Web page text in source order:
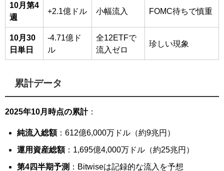
10月第4
週
+2.1億ドル 小幅流入 FOMC待ちで慎重
10月30
日単日
-4.71億ド
ル
全12ETFで
流入ゼロ
珍しい現象
累計データ
2025年10月時点の累計：
純流入総額：612億6,000万ドル（約9兆円）
運用資産総額：1,695億4,000万ドル（約25兆円）
第4四半期予測 ：Bitwiseは記録的な流入を予想